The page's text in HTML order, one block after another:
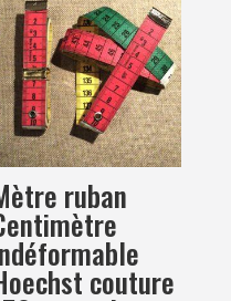
ruban
couture